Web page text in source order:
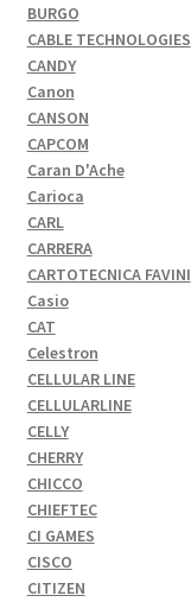
BURGO
CABLE TECHNOLOGIES
CANDY
Canon
CANSON
CAPCOM
Caran D'Ache
Carioca
CARL
CARRERA
CARTOTECNICA FAVINI
Casio
CAT
Celestron
CELLULAR LINE
CELLULARLINE
CELLY
CHERRY
CHICCO
CHIEFTEC
CI GAMES
CISCO
CITIZEN